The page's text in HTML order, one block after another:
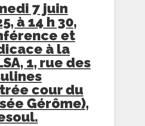
7 juin
à 14 h 30,
et
à la
1, rue des
cour du
Gérôme),